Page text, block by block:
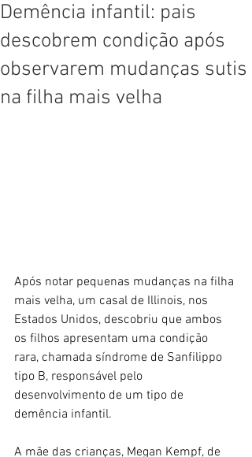
Demência infantil: pais
descobrem condição após
observarem mudanças sutis
na filha mais velha
Após notar pequenas mudanças na filha
mais velha, um casal de Illinois, nos
Estados Unidos, descobriu que ambos
os filhos apresentam uma condição
rara, chamada síndrome de Sanfilippo
tipo B, responsável pelo
desenvolvimento de um tipo de
demência infantil.
A mãe das crianças, Megan Kempf, de